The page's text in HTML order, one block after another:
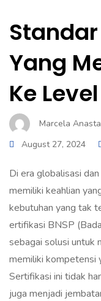
Yang
Ke
Marcela
August 27, 2024
Di era globalisasi
memiliki keahlian
kebutuhan yang tak
ertifikasi BNSP
sebagai solusi untuk
memiliki kompetensi
Sertifikasi ini tidak
juga menjadi